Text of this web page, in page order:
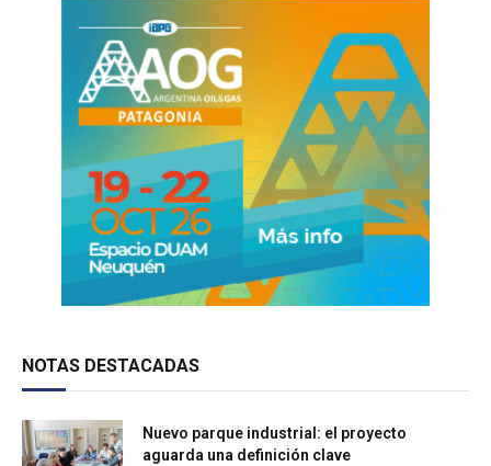
NOTAS DESTACADAS
Nuevo parque industrial: el proyecto
aguarda una definición clave